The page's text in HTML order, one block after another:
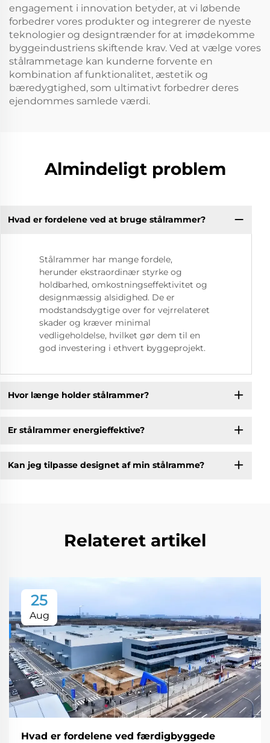
engagement i innovation betyder, at vi løbende
forbedrer vores produkter og integrerer de nyeste
teknologier og designtrænder for at imødekomme
byggeindustriens skiftende krav. Ved at vælge vores
stålrammetage kan kunderne forvente en
kombination af funktionalitet, æstetik og
bæredygtighed, som ultimativt forbedrer deres
ejendommes samlede værdi.
Almindeligt problem
Hvad er fordelene ved at bruge stålrammer?
Stålrammer har mange fordele,
herunder ekstraordinær styrke og
holdbarhed, omkostningseffektivitet og
designmæssig alsidighed. De er
modstandsdygtige over for vejrrelateret
skader og kræver minimal
vedligeholdelse, hvilket gør dem til en
god investering i ethvert byggeprojekt.
Hvor længe holder stålrammer?
Er stålrammer energieffektive?
Kan jeg tilpasse designet af min stålramme?
Relateret artikel
25
Aug
Hvad er fordelene ved færdigbyggede